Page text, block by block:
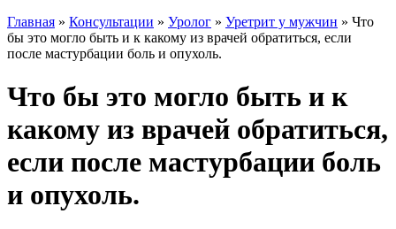
Главная » Консультации » Уролог » Уретрит у мужчин » Что
бы это могло быть и к какому из врачей обратиться, если
после мастурбации боль и опухоль.
Что бы это могло быть и к
какому из врачей обратиться,
если после мастурбации боль
и опухоль.